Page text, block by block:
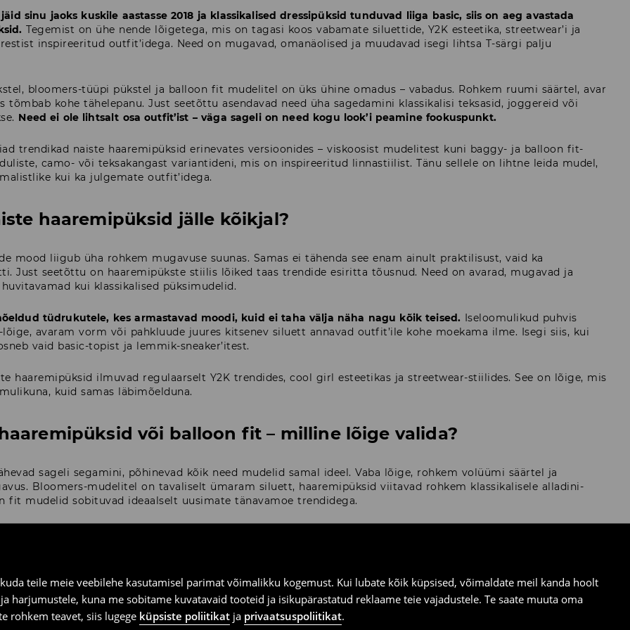
teile meie veebilehe kasutamisel parimat võimalikku kogemust. Kui lubate kõik küpsised, võimaldate meil kanda hoolt
harjumustele, kuna me sobitame kuvatavaid tooteid ja isikupärastatud reklaame teie vajadustele. Te saate muuta oma
rohkem teavet, siis lugege küpsiste poliitikat ja privaatsuspoliitikat.
sinu jaoks kuskile aastasse 2018 ja klassikalised dressipüksid tunduvad liiga basic, siis on aeg avastada
Tegemist on ühe nende lõigetega, mis on tagasi koos vabamate siluettide, Y2K esteetika, streetwear’i ja
inspireeritud outfit’idega. Need on mugavad, omanäolised ja muudavad isegi lihtsa T-särgi palju
bloomers-tüüpi pükstel ja balloon fit mudelitel on üks ühine omadus – vabadus. Rohkem ruumi säärtel, avar
tõmbab kohe tähelepanu. Just seetõttu asendavad need üha sagedamini klassikalisi teksasid, joggereid või
Need ei ole lihtsalt osa outfit’ist – väga sageli on need kogu look’i peamine fookuspunkt.
trendikad naiste haaremipüksid erinevates versioonides – viskoosist mudelitest kuni baggy- ja balloon fit-
camo- või teksakangast variantideni, mis on inspireeritud linnastiilist. Tänu sellele on lihtne leida mudel,
kui ka julgemate outfit’idega.
haaremipüksid jälle kõikjal?
mood liigub üha rohkem mugavuse suunas. Samas ei tähenda see enam ainult praktilisust, vaid ka
Just seetõttu on haaremipükste stiilis lõiked taas trendide esiritta tõusnud. Need on avarad, mugavad ja
kui klassikalised püksimudelid.
tüdrukutele, kes armastavad moodi, kuid ei taha välja näha nagu kõik teised. Iseloomulikud puhvis
avaram vorm või pahkluude juures kitsenev siluett annavad outfit’ile kohe moekama ilme. Isegi siis, kui
vaid basic-topist ja lemmik-sneaker’itest.
haaremipüksid ilmuvad regulaarselt Y2K trendides, cool girl esteetikas ja streetwear-stiilides. See on lõige, mis
kuid samas läbimõelduna.
või balloon fit – milline lõige valida?
sageli segamini, põhinevad kõik need mudelid samal ideel. Vaba lõige, rohkem volüümi säärtel ja
Bloomers-mudelitel on tavaliselt ümaram siluett, haaremipüksid viitavad rohkem klassikalisele alladini-
fit mudelid sobituvad ideaalselt uusimate tänavamoe trendidega.
naiste haaremipükse?